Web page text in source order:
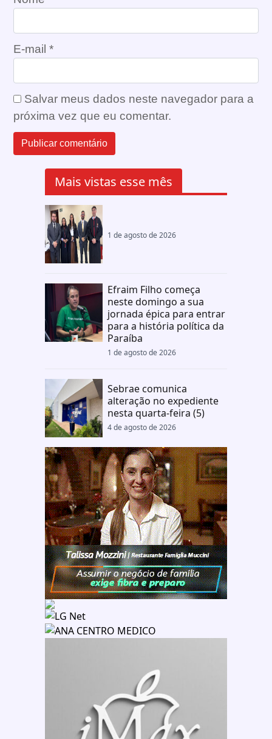
E-mail *
Salvar meus dados neste navegador para a
próxima vez que eu comentar.
Mais vistas esse mês
1 de agosto de 2026
Efraim Filho começa
neste domingo a sua
jornada épica para entrar
para a história política da
Paraíba
1 de agosto de 2026
Sebrae comunica
alteração no expediente
nesta quarta-feira (5)
4 de agosto de 2026